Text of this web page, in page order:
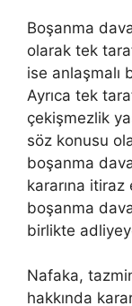
Boşanma
olarak tek
ise anlaşmalı
Ayrıca tek
çekişmezlik
söz konusu
boşanma
kararına itiraz
boşanma
birlikte
Nafaka,
hakkında